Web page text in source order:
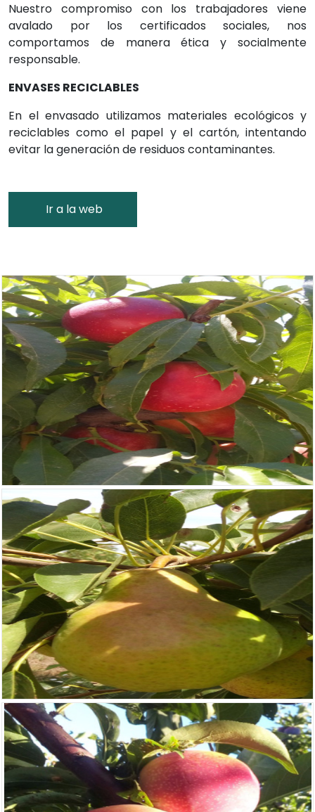
Nuestro compromiso con los trabajadores viene
avalado por los certificados sociales, nos
comportamos de manera ética y socialmente
responsable.
ENVASES RECICLABLES
En el envasado utilizamos materiales ecológicos y
reciclables como el papel y el cartón, intentando
evitar la generación de residuos contaminantes.
Ir a la web